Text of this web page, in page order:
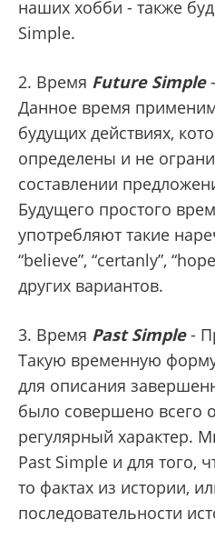
наших хобби - также
Simple.
2. Время Future Simple
Данное время
будущих действиях,
определены и не
составлении
Будущего простого
употребляют такие
“believe”, “certanly”,
других вариантов.
3. Время Past Simple-
Такую временную
для описания
было совершено всего
регулярный характер.
Past Simple и для того,
то фактах из истории,
последовательности